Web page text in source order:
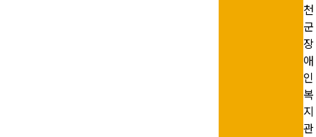
천
군
장
애
인
복
지
관